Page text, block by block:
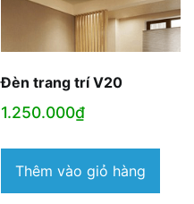
Đèn trang trí V20
1.250.000₫
Thêm vào giỏ hàng